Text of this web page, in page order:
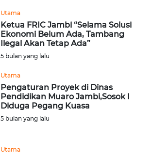
Utama
Ketua FRIC Jambi “Selama Solusi
Ekonomi Belum Ada, Tambang
Ilegal Akan Tetap Ada”
5 bulan yang lalu
Utama
Pengaturan Proyek di Dinas
Pendidikan Muaro Jambi,Sosok I
Diduga Pegang Kuasa
5 bulan yang lalu
Utama